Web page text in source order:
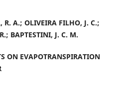
A.; OLIVEIRA FILHO, J. C.;
BAPTESTINI, J. C. M.
ON EVAPOTRANSPIRATION